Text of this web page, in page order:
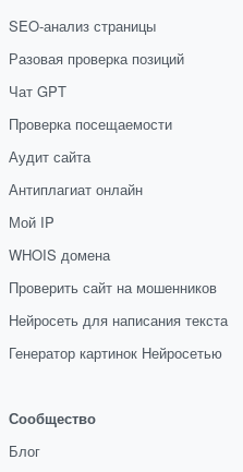
SEO-анализ страницы
Разовая проверка позиций
Чат GPT
Проверка посещаемости
Аудит сайта
Антиплагиат онлайн
Мой IP
WHOIS домена
Проверить сайт на мошенников
Нейросеть для написания текста
Генератор картинок Нейросетью
Сообщество
Блог